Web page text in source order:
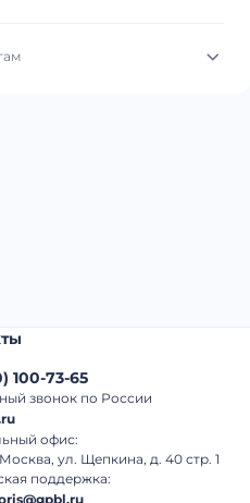
Область
) 100-73-65
звонок по России
офис:
Москва, ул. Щепкина, д. 40 стр. 1
поддержка: